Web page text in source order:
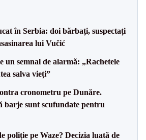
în Serbia: doi bărbați, suspectați
lui Vučić
un semnal de alarmă: „Rachetele
salva vieți”
cronometru pe Dunăre.
barje sunt scufundate pentru
poliție pe Waze? Decizia luată de